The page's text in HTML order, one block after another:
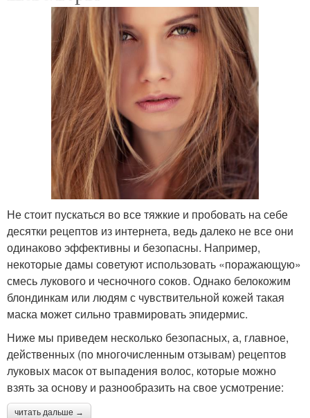
Не стоит пускаться во все тяжкие и пробовать на себе
десятки рецептов из интернета, ведь далеко не все они
одинаково эффективны и безопасны. Например,
некоторые дамы советуют использовать «поражающую»
смесь лукового и чесночного соков. Однако белокожим
блондинкам или людям с чувствительной кожей такая
маска может сильно травмировать эпидермис.
Ниже мы приведем несколько безопасных, а, главное,
действенных (по многочисленным отзывам) рецептов
луковых масок от выпадения волос, которые можно
взять за основу и разнообразить на свое усмотрение:
читать дальше →